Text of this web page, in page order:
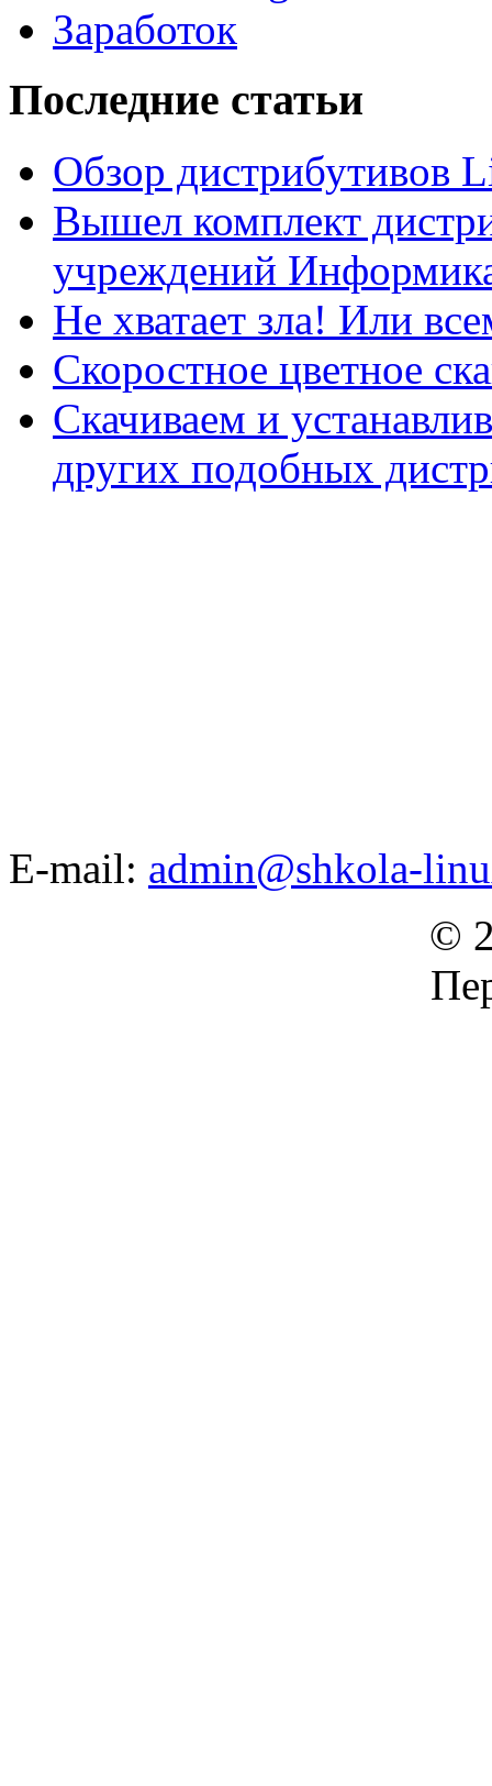
Заработок
Последние статьи
Обзор дистрибутивов
Вышел комплект
учреждений
Не хватает зла! Или
Скоростное цветное
Скачиваем и
других подобных
E-mail: admin@shkola-
©